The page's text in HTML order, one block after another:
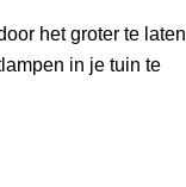
het groter te laten
in je tuin te